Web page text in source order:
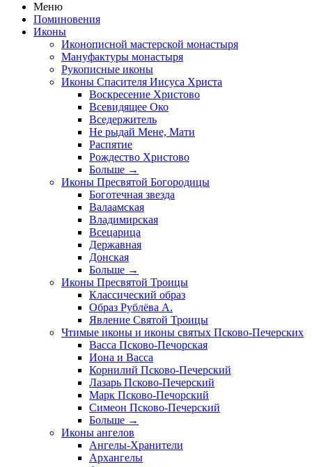
Меню
Поминовения
Иконы
Иконописной мастерской монастыря
Мануфактуры монастыря
Рукописные иконы
Иконы Спасителя Иисуса Христа
Воскресение Христово
Всевидящее Око
Вседержитель
Не рыдай Мене, Мати
Распятие
Рождество Христово
Больше →
Иконы Пресвятой Богородицы
Боготечная звезда
Валаамская
Владимирская
Всецарица
Державная
Донская
Больше →
Иконы Пресвятой Троицы
Классический образ
Образ Рублёва А.
Явление Святой Троицы
Чтимые иконы и иконы святых Псково-Печерских
Васса Псково-Печорская
Иона и Васса
Корнилий Псково-Печерский
Лазарь Псково-Печерский
Марк Псково-Печорский
Симеон Псково-Печерский
Больше →
Иконы ангелов
Ангелы-Хранители
Архангелы